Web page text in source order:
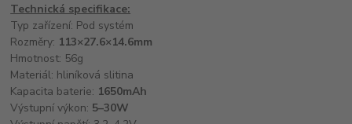
Technická specifikace:
Typ zařízení: Pod systém
Rozměry: 113×27.6×14.6mm
Hmotnost: 56g
Materiál: hliníková slitina
Kapacita baterie: 1650mAh
Výstupní výkon: 5–30W